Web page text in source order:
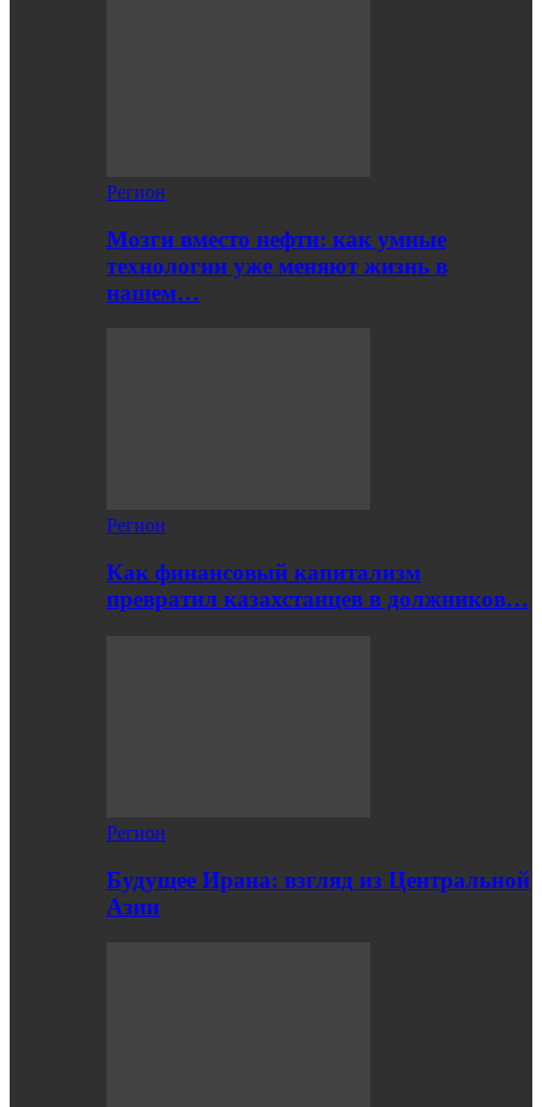
Регион
Мозги вместо нефти: как умные
технологии уже меняют жизнь в
нашем…
Регион
Как финансовый капитализм
превратил казахстанцев в должников…
Регион
Будущее Ирана: взгляд из Центральной
Азии